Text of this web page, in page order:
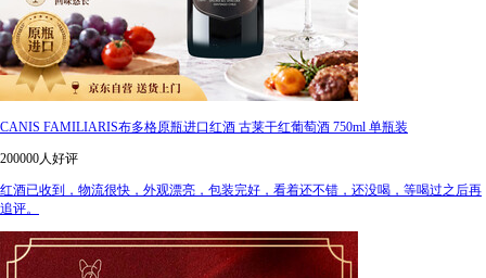
CANIS FAMILIARIS布多格原瓶进口红酒 古莱干红葡萄酒 750ml 单瓶装
200000人好评
红酒已收到，物流很快，外观漂亮，包装完好，看着还不错，还没喝，等喝过之后再
追评。